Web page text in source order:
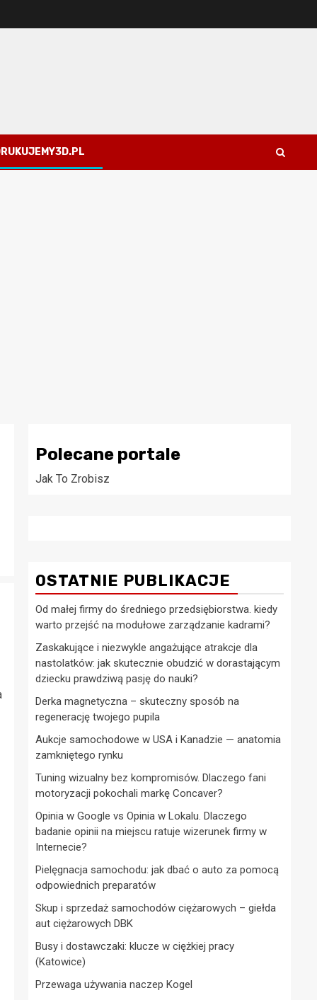
Polecane portale
Jak To Zrobisz
OSTATNIE PUBLIKACJE
Od małej firmy do średniego przedsiębiorstwa. kiedy
warto przejść na modułowe zarządzanie kadrami?
Zaskakujące i niezwykle angażujące atrakcje dla
nastolatków: jak skutecznie obudzić w dorastającym
dziecku prawdziwą pasję do nauki?
Derka magnetyczna – skuteczny sposób na
regenerację twojego pupila
Aukcje samochodowe w USA i Kanadzie — anatomia
zamkniętego rynku
Tuning wizualny bez kompromisów. Dlaczego fani
motoryzacji pokochali markę Concaver?
Opinia w Google vs Opinia w Lokalu. Dlaczego
badanie opinii na miejscu ratuje wizerunek firmy w
Internecie?
Pielęgnacja samochodu: jak dbać o auto za pomocą
odpowiednich preparatów
Skup i sprzedaż samochodów ciężarowych – giełda
aut ciężarowych DBK
Busy i dostawczaki: klucze w ciężkiej pracy
(Katowice)
Przewaga używania naczep Kogel